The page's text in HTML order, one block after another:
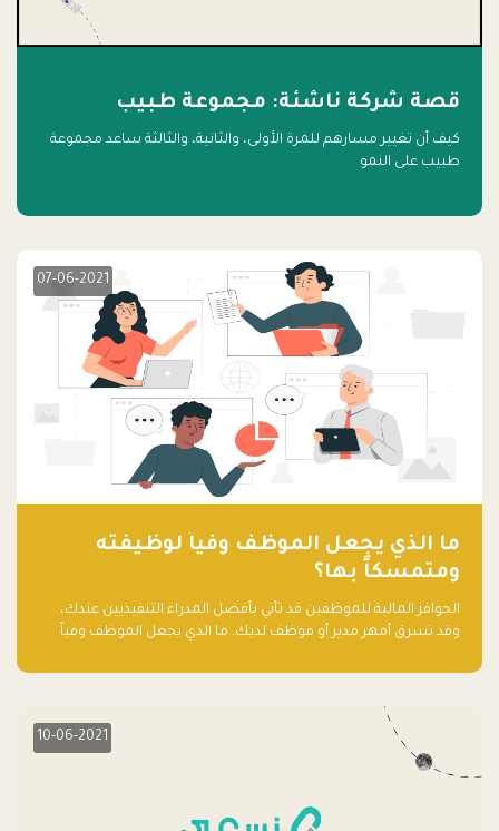
قصة شركة ناشئة: مجموعة طبيب
كيف أن تغيير مسارهم للمرة الأولى، والثانية، والثالثة ساعد مجموعة
طبيب على النمو
07-06-2021
ما الذي يجعل الموظف وفياً لوظيفته
ومتمسكاً بها؟
الحوافز المالية للموظفين قد تأتي بأفضل المدراء التنفيذيين عندك،
وقد تسرق أمهر مدير أو موظف لديك. ما الذي يجعل الموظف وفياً
10-06-2021